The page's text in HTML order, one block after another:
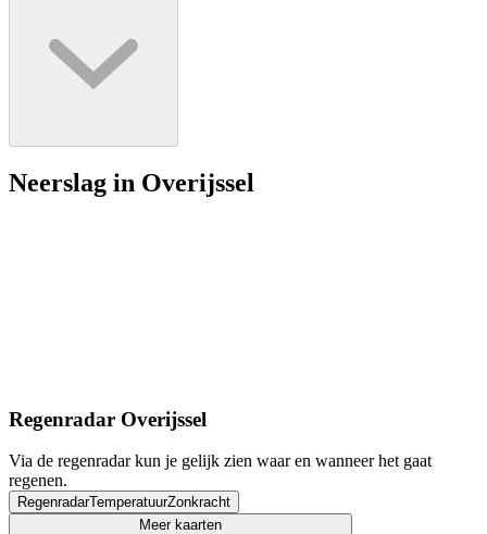
Neerslag in Overijssel
Regenradar Overijssel
Via de regenradar kun je gelijk zien waar en wanneer het gaat
regenen.
RegenradarTemperatuurZonkracht
Meer kaarten